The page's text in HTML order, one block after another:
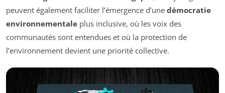
peuvent également faciliter l’émergence d’une démocratie
environnementale plus inclusive, où les voix des
communautés sont entendues et où la protection de
l’environnement devient une priorité collective.